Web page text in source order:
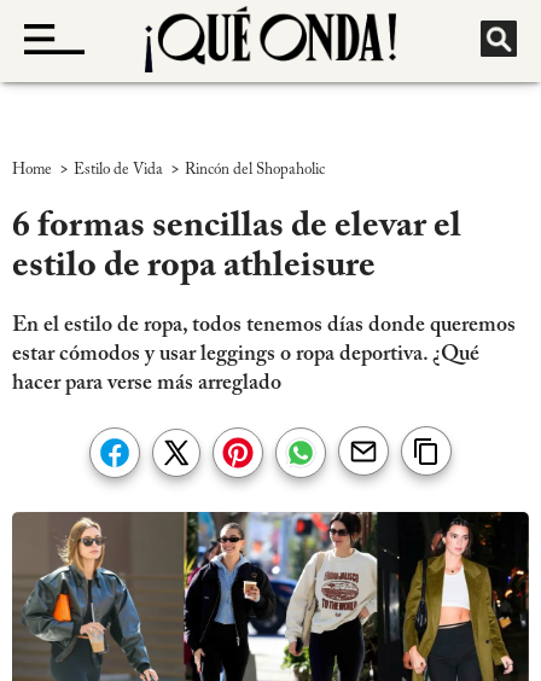
Home > Estilo de Vida > Rincón del Shopaholic
6 formas sencillas de elevar el
estilo de ropa athleisure
En el estilo de ropa, todos tenemos días donde queremos
estar cómodos y usar leggings o ropa deportiva. ¿Qué
hacer para verse más arreglado